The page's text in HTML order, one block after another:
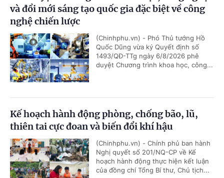
và đổi mới sáng tạo quốc gia đặc biệt về công
nghệ chiến lược
(Chinhphu.vn) - Phó Thủ tướng Hồ
Quốc Dũng vừa ký Quyết định số
1493/QĐ-TTg ngày 6/8/2026 phê
duyệt Chương trình khoa học, công...
Kế hoạch hành động phòng, chống bão, lũ,
thiên tai cực đoan và biến đổi khí hậu
(Chinhphu.vn) - Chính phủ ban hành
Nghị quyết số 201/NQ-CP về Kế
hoạch hành động thực hiện kết luận
của đồng chí Tổng Bí thư, Chủ tịch...